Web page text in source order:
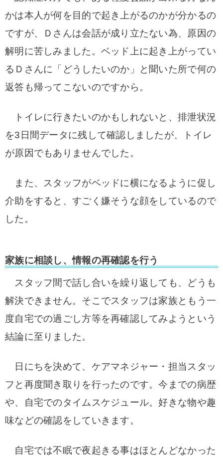
かは本人が何を目的で起き上がるのかが分かるの
ですが、Ｄさんは会話が成り立たない為、原因の
解明に苦しみました。ベッド上に起き上がってい
るＤさんに「どうしたいのか」と聞いた所で何の
返答も帰ってこないのですから。
トイレに行きたいのかもしれないと、排泄状況
を3日間データに残して確認しましたが、トイレ
が原因でもありませんでした。
また、スタッフがベッドに横になるように促し
介助をすると、すごく嫌そうな顔をしているので
した。
家族に相談し、情報の再確認を行う
スタッフ間で話し合いを繰り返しても、どうも
解決できません。 そこでスタッフは家族ともう一
度自宅での過ごし方等を再確認してみようという
結論に至りました。
日にちを決めて、ケアマネジャー・担当スタッ
フと再度聞き取りを行ったのです。今までの病歴
や、自宅でのタイムスケジュール。好きな物や趣
味などの確認をしていきます。
自宅では不眠で夜起きる事はほとんどなかった